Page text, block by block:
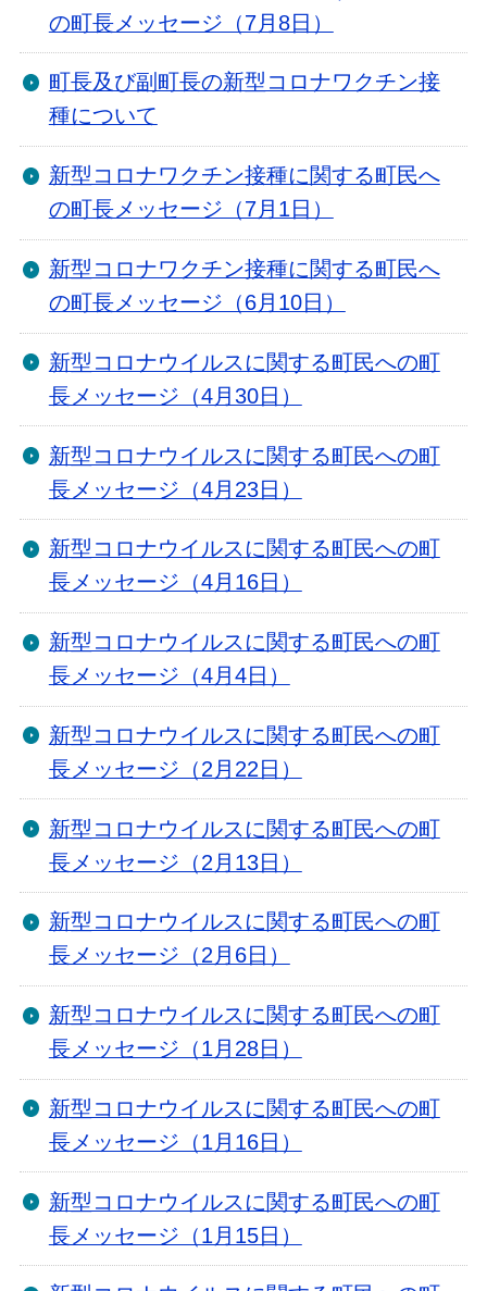
の町長メッセージ（7月8日）
町長及び副町長の新型コロナワクチン接
種について
新型コロナワクチン接種に関する町民へ
の町長メッセージ（7月1日）
新型コロナワクチン接種に関する町民へ
の町長メッセージ（6月10日）
新型コロナウイルスに関する町民への町
長メッセージ（4月30日）
新型コロナウイルスに関する町民への町
長メッセージ（4月23日）
新型コロナウイルスに関する町民への町
長メッセージ（4月16日）
新型コロナウイルスに関する町民への町
長メッセージ（4月4日）
新型コロナウイルスに関する町民への町
長メッセージ（2月22日）
新型コロナウイルスに関する町民への町
長メッセージ（2月13日）
新型コロナウイルスに関する町民への町
長メッセージ（2月6日）
新型コロナウイルスに関する町民への町
長メッセージ（1月28日）
新型コロナウイルスに関する町民への町
長メッセージ（1月16日）
新型コロナウイルスに関する町民への町
長メッセージ（1月15日）